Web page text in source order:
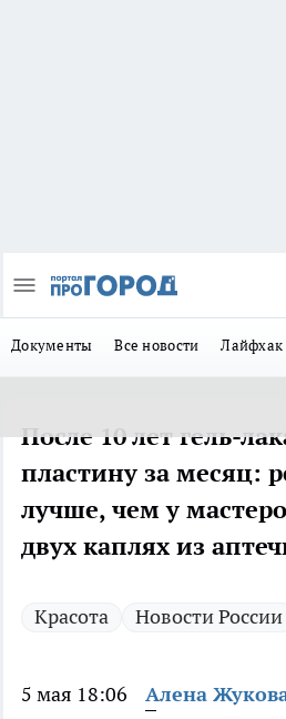
Документы Все новости Лайфхак
После 10 лет гель-
пластину за месяц:
лучше, чем у
двух каплях из
Красота Новости России
5 мая 18:06 Алена